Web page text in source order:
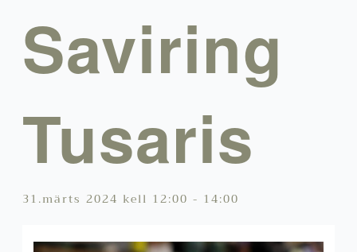
Saviring
Tusaris
31.märts 2024 kell 12:00 - 14:00